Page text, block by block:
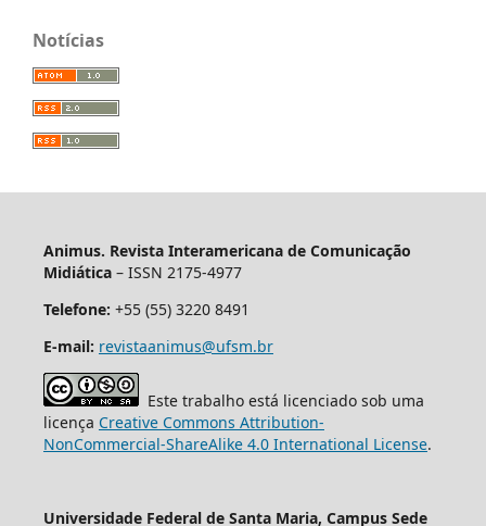
Notícias
Animus. Revista Interamericana de Comunicação
Midiática– ISSN 2175-4977
Telefone: +55 (55) 3220 8491
E-mail: revistaanimus@ufsm.br
Este trabalho está licenciado sob uma
licença Creative Commons Attribution-
NonCommercial-ShareAlike 4.0 International License.
Universidade Federal de Santa Maria, Campus Sede